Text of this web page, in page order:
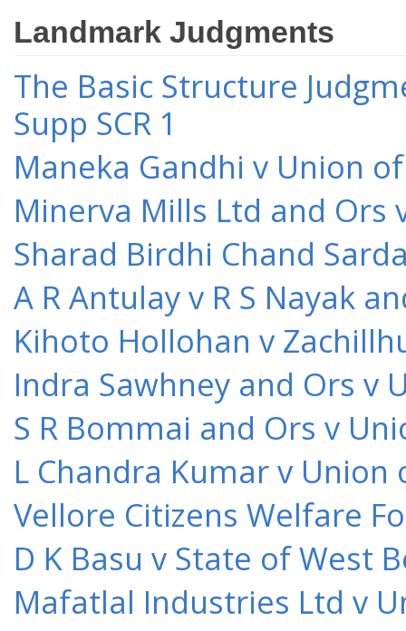
Landmark Judgments
The Basic Structure
Supp SCR 1
Maneka Gandhi v Union
Minerva Mills Ltd and Ors
Sharad Birdhi Chand
A R Antulay v R S Nayak
Kihoto Hollohan v
Indra Sawhney and Ors v
S R Bommai and Ors v
L Chandra Kumar v Union
Vellore Citizens Welfare
D K Basu v State of West
Mafatlal Industries Ltd v